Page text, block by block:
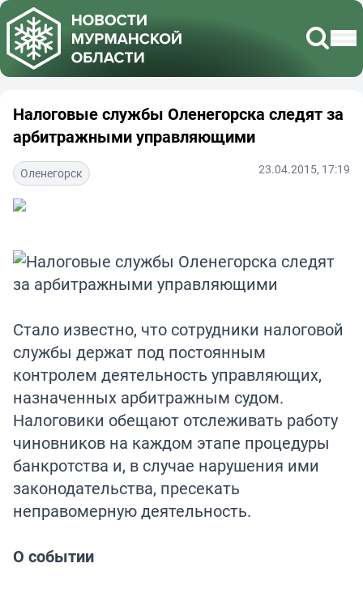
Налоговые службы Оленегорска следят за
арбитражными управляющими
Оленегорск 23.04.2015, 17:19
Стало известно, что сотрудники налоговой
службы держат под постоянным
контролем деятельность управляющих,
назначенных арбитражным судом.
Налоговики обещают отслеживать работу
чиновников на каждом этапе процедуры
банкротства и, в случае нарушения ими
законодательства, пресекать
неправомерную деятельность.
О событии